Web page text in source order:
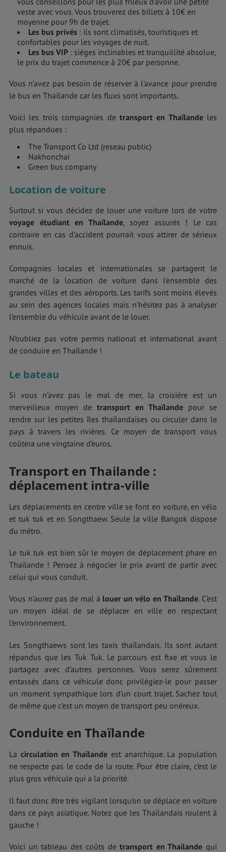
veste avec vous. Vous trouverez des billets à 10€ en
moyenne pour 9h de trajet.
Les bus privés : ils sont climatisés, touristiques et
confortables pour les voyages de nuit.
Les bus VIP : sièges inclinables et tranquillité absolue,
le prix du trajet commence à 20€ par personne.
Vous n’avez pas besoin de réserver à l'avance pour prendre
le bus en Thaïlande car les fluxs sont importants.
Voici les trois compagnies de transport en Thaïlandeles
plus répandues :
The Transport Co Ltd (reseau public)
Nakhonchai
Green bus company
Location de voiture
Surtout si vous décidez de louer une voiture lors de votre
voyage étudiant en Thaïlande, soyez assurés ! Le cas
contraire en cas d’accident pourrait vous attirer de sérieux
ennuis.
Compagnies locales et internationales se partagent le
marché de la location de voiture dans l’ensemble des
grandes villes et des aéroports. Les tarifs sont moins élevés
au sein des agences locales mais n’hésitez pas à analyser
l’ensemble du véhicule avant de le louer.
N’oubliez pas votre permis national et international avant
de conduire en Thaïlande !
Le bateau
Si vous n’avez pas le mal de mer, la croisière est un
merveilleux moyen de transport en Thaïlande pour se
rendre sur les petites îles thaïlandaises ou circuler dans le
pays à travers les rivières. Ce moyen de transport vous
coûtera une vingtaine d’euros.
Transport en Thailande :
déplacement intra-ville
Les déplacements en centre ville se font en voiture, en vélo
et tuk tuk et en Songthaew. Seule la ville Bangok dispose
du métro.
Le tuk tuk est bien sûr le moyen de déplacement phare en
Thaïlande ! Pensez à négocier le prix avant de partir avec
celui qui vous conduit.
Vous n’aurez pas de mal à louer un vélo en Thaïlande. C’est
un moyen idéal de se déplacer en ville en respectant
l’environnement.
Les Songthaews sont les taxis thaïlandais. Ils sont autant
répandus que les Tuk Tuk. Le parcours est fixe et vous le
partagez avec d’autres personnes. Vous serez sûrement
entassés dans ce véhicule donc privilégiez-le pour passer
un moment sympathique lors d’un court trajet. Sachez tout
de même que c’est un moyen de transport peu onéreux.
Conduite en Thaïlande
La circulation en Thaïlande est anarchique. La population
ne respecte pas le code de la route. Pour être claire, c’est le
plus gros véhicule qui a la priorité.
Il faut donc être très vigilant lorsqu’on se déplace en voiture
dans ce pays asiatique. Notez que les Thaïlandais roulent à
gauche !
Voici un tableau des coûts detransport en Thailande qui